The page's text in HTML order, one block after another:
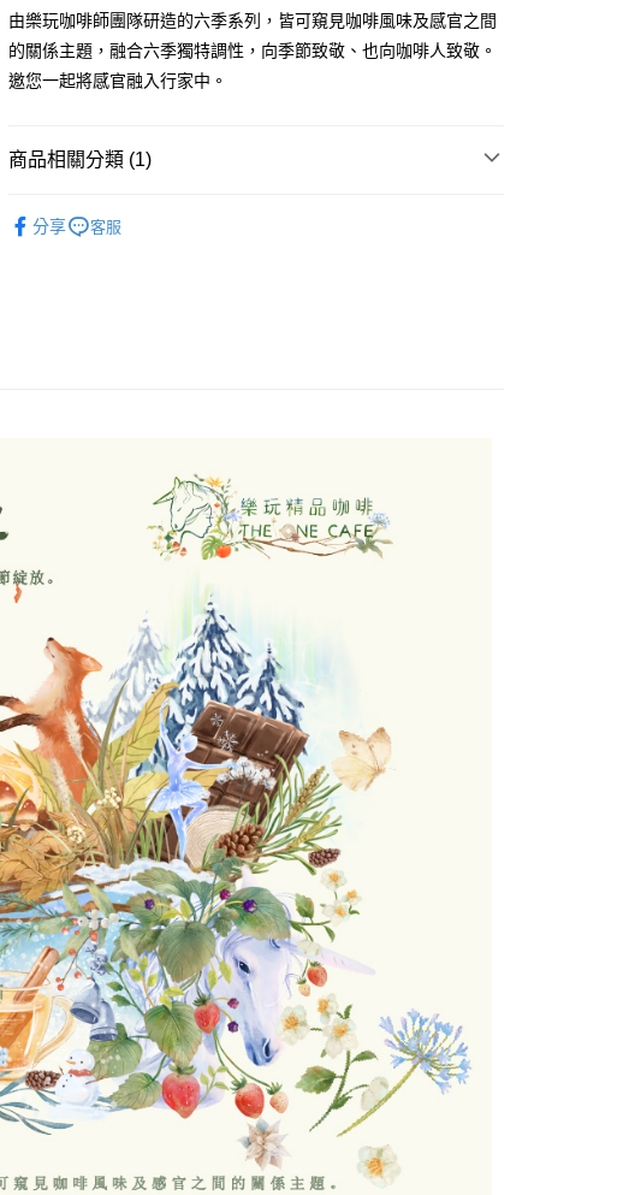
相關說明
【關於「AFTEE先享後付」】
AFTEE先享後付是「在收到商品之後才付款」的支付方式。 讓您購物簡單
便利好安心！
１．簡單：不需註冊會員、不需綁卡、不需儲值。
付」結帳頁面，進行簡訊認證並確認金額後，即可完成結帳。
１．透過由恩沛科技股份有限公司提供之「AFTEE先享後付」服務完成之
交易，需依本服務之必要範圍內提供個人資料，並將交易相關給付款項請
求債權轉讓予恩沛科技股份有限公司。
２．關於個人資料處理事宜，請瀏覽以下網址：
https://aftee.tw/terms/#terms3
３．未成年的使用者請事先徵得法定代理人或監護人之同意方可使用
「AFTEE先享後付」，若未經同意申辦者引起之損失，本公司不負相關責
４．使用「AFTEE先享後付」時，將依據個別帳號之用戶狀況，依本公司
即時審查核予不同之上限額度；若仍有額度不足之情形，本公司將視審查
結果請求用戶進行身份認證。
５．嚴禁一人註冊多個帳號或使用他人資訊註冊。若發現惡意使用之情
形，恩沛科技股份有限公司將有權停止該用戶之使用額度並採取法律行
動。
ATM付款
全家取貨付款
每筆NT$100，滿NT$1,200(含以上)免運費
每筆NT$200
由樂玩咖啡師團隊研造的六季系列，皆可窺見咖啡風味及感官之間
的關係主題，融合六季獨特調性，向季節致敬、也向咖啡人致敬。
邀您一起將感官融入行家中。
商品相關分類 (1)
分享
客服